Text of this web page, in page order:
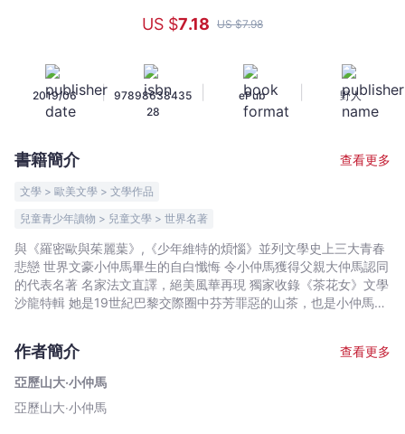
春
悲
戀
說，
小
仲
成
名
代
表
US $7.18 US $7.98
2019/06 |
97898638435
28
ePub 野人
書籍簡介 查看更多
文學 > 歐美文學 > 文學作品
兒童青少年讀物 > 兒童文學 > 世界名著
與《羅密歐與茱麗葉》,《少年維特的煩惱》並列文學史上三大青春
悲戀 世界文豪小仲馬畢生的自白懺悔 令小仲馬獲得父親大仲馬認同
的代表名著 名家法文直譯，絕美風華再現 獨家收錄《茶花女》文學
沙龍特輯 她是19世紀巴黎交際圈中芬芳罪惡的山茶，也是小仲馬畢
人們都喚她為「茶花女」；全巴黎的人們都知道她的芳名，只因她
是個出入上流社會的交際花。 家境貧苦的瑪格麗特，不得已從
鄉間到都市謀生，憑藉著她的天生麗質，搖身一變成為巴黎貴族爭
相討好的交際花。可是在那浮靡的亮麗背後，蘊藏了一個女孩渴求
作者簡介
查看更多
亞歷山大‧小仲馬
亞歷山大‧小仲馬